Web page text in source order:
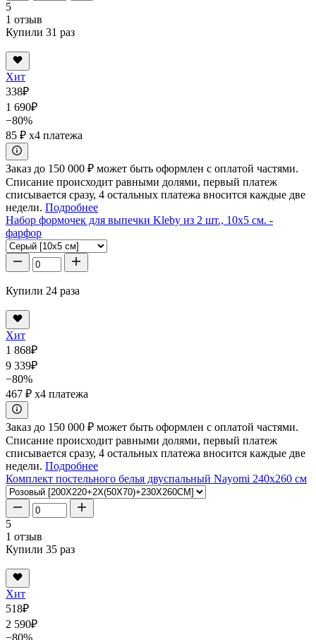
5
1 отзыв
Купили 31 раз
Хит
338₽
1 690₽
−80%
85 ₽ x4 платежа
Заказ до 150 000 ₽ может быть оформлен с оплатой частями.
Списание происходит равными долями, первый платеж
списывается сразу, 4 остальных платежа вносится каждые две
недели. Подробнее
Набор формочек для выпечки Kleby из 2 шт., 10x5 см. -
фарфор
Купили 24 раза
Хит
1 868₽
9 339₽
−80%
467 ₽ x4 платежа
Заказ до 150 000 ₽ может быть оформлен с оплатой частями.
Списание происходит равными долями, первый платеж
списывается сразу, 4 остальных платежа вносится каждые две
недели. Подробнее
Комплект постельного белья двуспальный Nayomi 240x260 см
5
1 отзыв
Купили 35 раз
Хит
518₽
2 590₽